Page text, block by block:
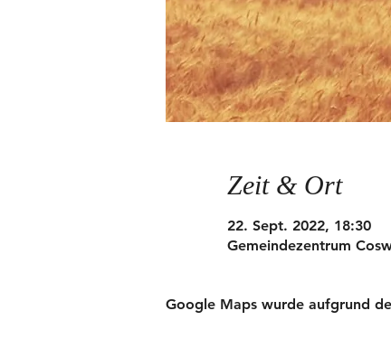
Zeit & Ort
22. Sept. 2022, 18:30
Gemeindezentrum
Google Maps wurde aufgrund